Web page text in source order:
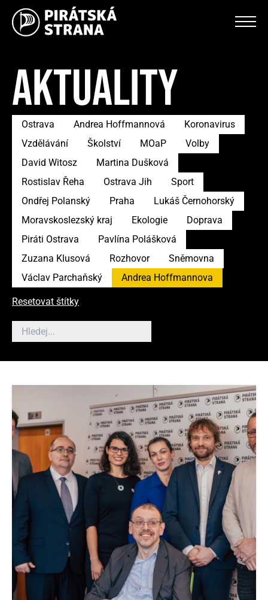
AKTUALITY
Ostrava Andrea Hoffmannová
Koronavirus
Vzdělávání
Školství MOaP
Volby
David Witosz
Martina Dušková
Rostislav Řeha
Ostrava Jih
Sport
Ondřej Polanský
Praha
Lukáš Černohorský
Moravskoslezský kraj
Ekologie
Doprava
Piráti Ostrava
Pavlína Polášková
Zuzana Klusová
Rozhovor
Sněmovna
Václav Parchaňský
Andrea Hoffmannova
Resetovat štítky